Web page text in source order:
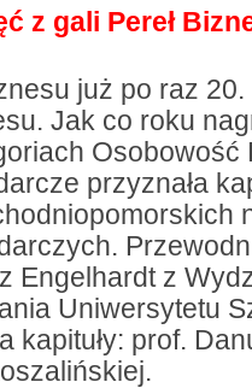
z gali Pereł
już po raz 20.
Jak co roku
Osobowość
przyznała
Engelhardt z
Uniwersytetu
kapituły: prof.